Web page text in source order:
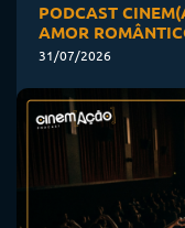
PODCAST
AMOR
31/07/2026